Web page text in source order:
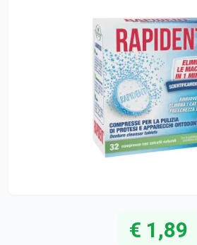
€ 1,89